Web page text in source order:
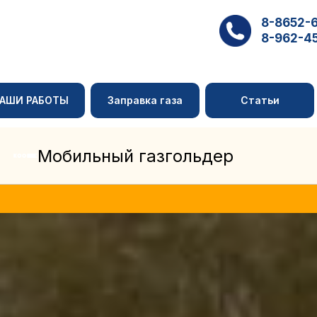
Заправка газа
РАБОТЫ Статьи
8-8652-
8-962-
Мобильный газгольдер